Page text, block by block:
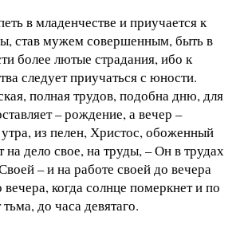
в младенчестве и приучается к
став мужем совершенным, быть в
более лютые страдания, ибо к
следует приучаться с юности.
полная трудов, подобна дню, для
– рождение, а вечер –
из пелен, Христос, обоженный
на дело свое, на труды, – Он в трудах
– и на работе своей до вечера
когда солнце померкнет и по
до часа девятаго.